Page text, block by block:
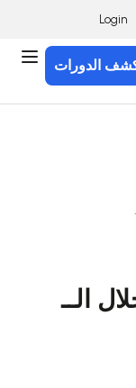
Login
الدورات
الــ